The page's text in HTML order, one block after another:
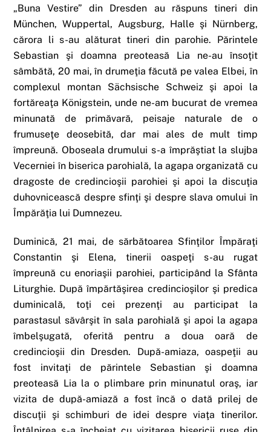
„Buna Vestire” din Dresden au răspuns tineri din
München, Wuppertal, Augsburg, Halle şi Nürnberg,
cărora li s-au alăturat tineri din parohie. Părintele
Sebastian şi doamna preoteasă Lia ne-au însoţit
sâmbătă, 20 mai, în drumeţia făcută pe valea Elbei, în
complexul montan Sächsische Schweiz şi apoi la
fortăreaţa Königstein, unde ne-am bucurat de vremea
minunată de primăvară, peisaje naturale de o
frumuseţe deosebită, dar mai ales de mult timp
împreună. Oboseala drumului s-a împrăştiat la slujba
Vecerniei în biserica parohială, la agapa organizată cu
dragoste de credincioşii parohiei şi apoi la discuţia
duhovnicească despre sfinţi şi despre slava omului în
Împărăţia lui Dumnezeu.
Duminică, 21 mai, de sărbătoarea Sfinţilor Împăraţi
Constantin şi Elena, tinerii oaspeţi s-au rugat
împreună cu enoriaşii parohiei, participând la Sfânta
Liturghie. După împărtăşirea credincioşilor şi predica
duminicală, toţi cei prezenţi au participat la
parastasul săvârşit în sala parohială şi apoi la agapa
îmbelşugată, oferită pentru a doua oară de
credincioşii din Dresden. După-amiaza, oaspeţii au
fost invitaţi de părintele Sebastian şi doamna
preoteasă Lia la o plimbare prin minunatul oraş, iar
vizita de după-amiază a fost încă o dată prilej de
discuţii şi schimburi de idei despre viaţa tinerilor.